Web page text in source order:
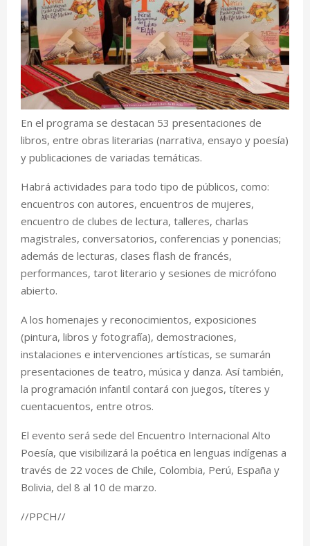
En el programa se destacan 53 presentaciones de
libros, entre obras literarias (narrativa, ensayo y poesía)
y publicaciones de variadas temáticas.
Habrá actividades para todo tipo de públicos, como:
encuentros con autores, encuentros de mujeres,
encuentro de clubes de lectura, talleres, charlas
magistrales, conversatorios, conferencias y ponencias;
además de lecturas, clases flash de francés,
performances, tarot literario y sesiones de micrófono
abierto.
A los homenajes y reconocimientos, exposiciones
(pintura, libros y fotografía), demostraciones,
instalaciones e intervenciones artísticas, se sumarán
presentaciones de teatro, música y danza. Así también,
la programación infantil contará con juegos, títeres y
cuentacuentos, entre otros.
El evento será sede del Encuentro Internacional Alto
Poesía, que visibilizará la poética en lenguas indígenas a
través de 22 voces de Chile, Colombia, Perú, España y
Bolivia, del 8 al 10 de marzo.
//PPCH//